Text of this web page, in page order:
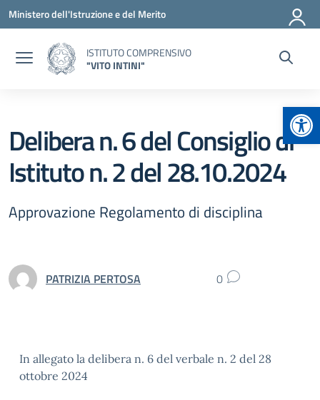
Vai ai contenuti
Vai al menu di navigazione
Vai al footer
Ministero dell'Istruzione e del Merito
ISTITUTO COMPRENSIVO
"VITO INTINI"
Delibera n. 6 del Consiglio di
Istituto n. 2 del 28.10.2024
Approvazione Regolamento di disciplina
PATRIZIA PERTOSA 0
In allegato la delibera n. 6 del verbale n. 2 del 28
ottobre 2024